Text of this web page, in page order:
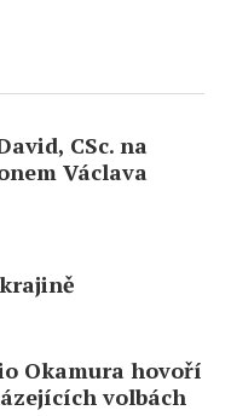
CSc. na
Václava
Okamura hovoří
volbách